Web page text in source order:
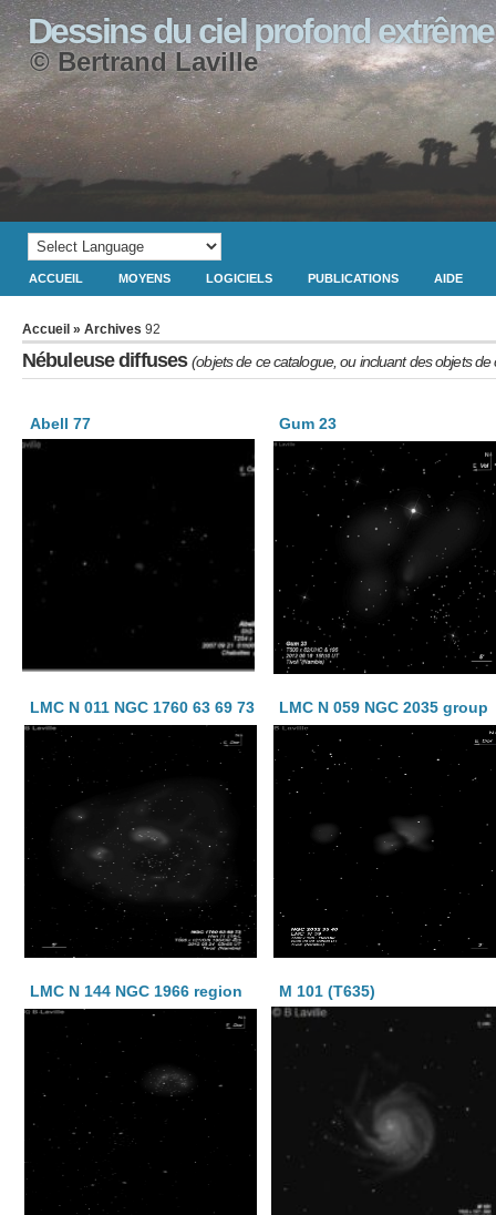
Dessins du ciel profond extrême
© Bertrand Laville
ACCUEIL MOYENS LOGICIELS PUBLICATIONS AIDE
Accueil » Archives 92
Nébuleuse diffuses(objets de ce catalogue, ou incluant des objets de
Abell 77 Gum 23
LMC N 011 NGC 1760 63 69 73 LMC N 059 NGC 2035 group
LMC N 144 NGC 1966 region M 101 (T635)